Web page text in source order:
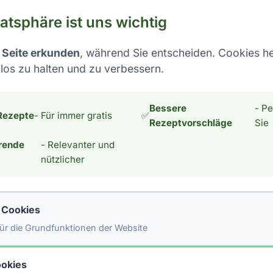
Ernährung Hauptgerichte
die
für eine
ist uns wichtig
erkunden, während Sie entscheiden. Cookies
zu halten und zu verbessern.
- Für immer gratis ✅
Bessere
Rezeptvorschläge
-
Sie
- Relevanter und
nützlicher
die Grundfunktionen der Website